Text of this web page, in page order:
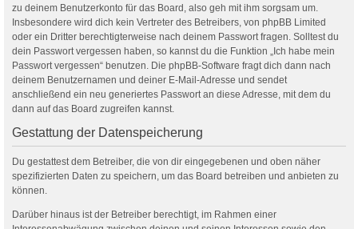
zu deinem Benutzerkonto für das Board, also geh mit ihm sorgsam um.
Insbesondere wird dich kein Vertreter des Betreibers, von phpBB Limited
oder ein Dritter berechtigterweise nach deinem Passwort fragen. Solltest du
dein Passwort vergessen haben, so kannst du die Funktion „Ich habe mein
Passwort vergessen“ benutzen. Die phpBB-Software fragt dich dann nach
deinem Benutzernamen und deiner E-Mail-Adresse und sendet
anschließend ein neu generiertes Passwort an diese Adresse, mit dem du
dann auf das Board zugreifen kannst.
Gestattung der Datenspeicherung
Du gestattest dem Betreiber, die von dir eingegebenen und oben näher
spezifizierten Daten zu speichern, um das Board betreiben und anbieten zu
können.
Darüber hinaus ist der Betreiber berechtigt, im Rahmen einer